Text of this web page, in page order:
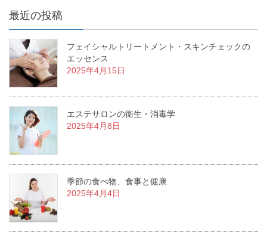
最近の投稿
フェイシャルトリートメント・スキンチェックの
エッセンス
2025年4月15日
エステサロンの衛生・消毒学
2025年4月8日
季節の食べ物、食事と健康
2025年4月4日